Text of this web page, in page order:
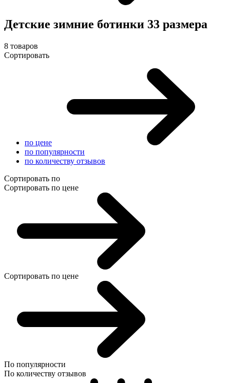
Детские зимние ботинки 33 размера
8 товаров
Сортировать
по цене
по популярности
по количеству отзывов
Сортировать по
Сортировать по цене
Сортировать по цене
По популярности
По количеству отзывов